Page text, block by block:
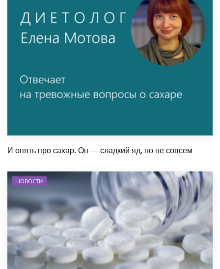
И опять про сахар. Он — сладкий яд, но не совсем
НОВОСТИ